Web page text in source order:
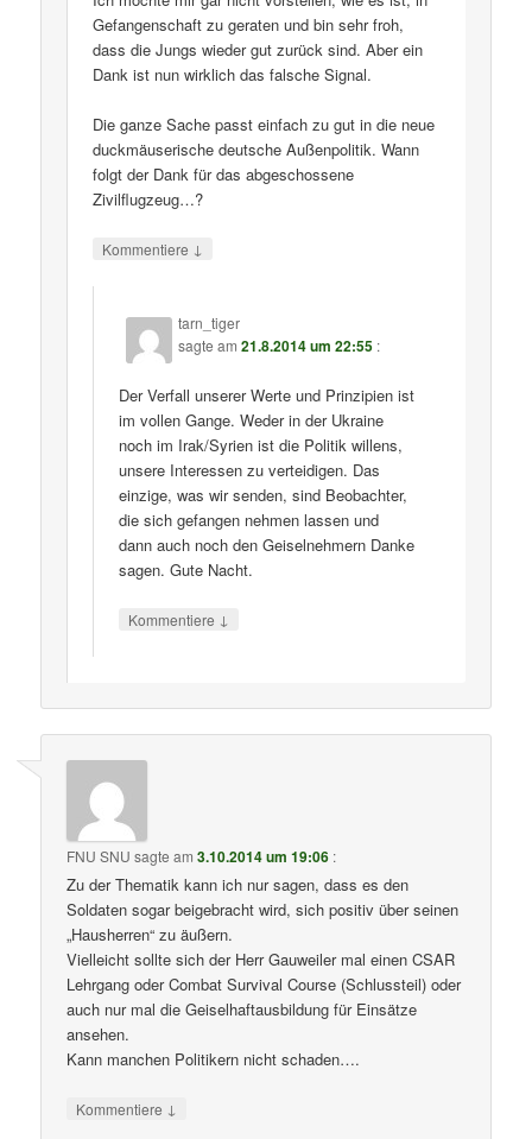
Gefangenschaft zu geraten und bin sehr froh,
dass die Jungs wieder gut zurück sind. Aber ein
Dank ist nun wirklich das falsche Signal.
Die ganze Sache passt einfach zu gut in die neue
duckmäuserische deutsche Außenpolitik. Wann
folgt der Dank für das abgeschossene
Zivilflugzeug…?
Kommentiere ↓
tarn_tiger
sagte am21.8.2014 um 22:55 :
Der Verfall unserer Werte und Prinzipien ist
im vollen Gange. Weder in der Ukraine
noch im Irak/Syrien ist die Politik willens,
unsere Interessen zu verteidigen. Das
einzige, was wir senden, sind Beobachter,
die sich gefangen nehmen lassen und
dann auch noch den Geiselnehmern Danke
sagen. Gute Nacht.
Kommentiere ↓
FNU SNU sagte am3.10.2014 um 19:06 :
Zu der Thematik kann ich nur sagen, dass es den
Soldaten sogar beigebracht wird, sich positiv über seinen
„Hausherren“ zu äußern.
Vielleicht sollte sich der Herr Gauweiler mal einen CSAR
Lehrgang oder Combat Survival Course (Schlussteil) oder
auch nur mal die Geiselhaftausbildung für Einsätze
ansehen.
Kann manchen Politikern nicht schaden….
Kommentiere ↓